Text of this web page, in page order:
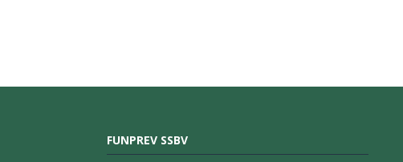
FUNPREV SSBV